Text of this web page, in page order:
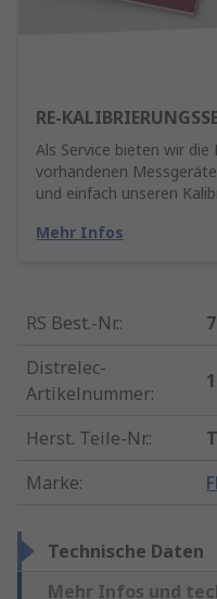
RE-
Als Service bieten wir
vorhandenen
und einfach unseren
Mehr Infos
RS Best.-Nr.:
Distrelec-
Artikelnummer:
Herst. Teile-Nr.:
Marke:
Technische Daten
Mehr Infos und